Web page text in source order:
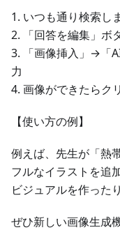
1. いつも通り検索し
2. 「回答を編集」ボ
3. 「画像挿入」→「
力
4. 画像ができたらク
【使い方の例】
例えば、先生が「熱
フルなイラストを追
ビジュアルを作った
ぜひ新しい画像生成